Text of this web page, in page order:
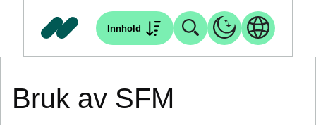
Innhold
Bruk av SFM